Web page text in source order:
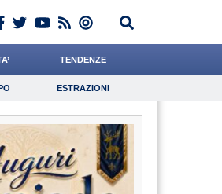
TENDENZE
Estrazioni
Psicologia
ESTRAZIONI
Paleari Bonanni Antonucci